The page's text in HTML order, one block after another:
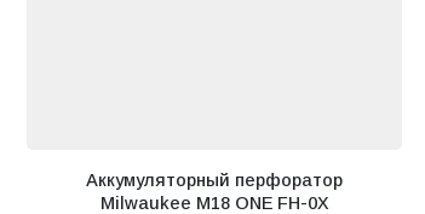
Аккумуляторный перфоратор
Milwaukee M18 ONE FH-0X